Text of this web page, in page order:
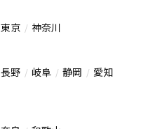
東京 神奈川
長野 岐阜 静岡 愛知